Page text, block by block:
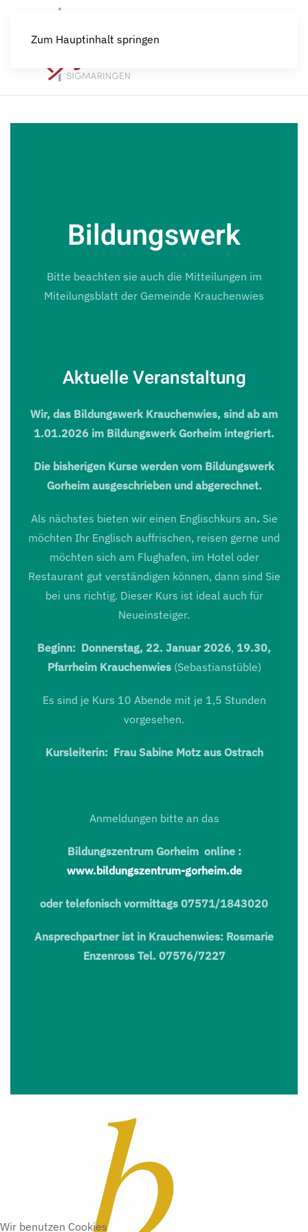
Zum Hauptinhalt springen
Bildungswerk
Bitte beachten sie auch die Mitteilungen im
Miteilungsblatt der Gemeinde Krauchenwies
Aktuelle Veranstaltung
Wir, das Bildungswerk Krauchenwies, sind ab am
1.01.2026 im Bildungswerk Gorheim integriert.
Die bisherigen Kurse werden vom Bildungswerk
Gorheim ausgeschrieben und abgerechnet.
Als nächstes bieten wir einen Englischkurs an. Sie
möchten Ihr Englisch auffrischen, reisen gerne und
möchten sich am Flughafen, im Hotel oder
Restaurant gut verständigen können, dann sind Sie
bei uns richtig. Dieser Kurs ist ideal auch für
Neueinsteiger.
Beginn: Donnerstag, 22. Januar 2026, 19.30,
Pfarrheim Krauchenwies(Sebastianstüble)
Es sind je Kurs 10 Abende mit je 1,5 Stunden
vorgesehen.
Kursleiterin: Frau Sabine Motz aus Ostrach
Anmeldungen bitte an das
Bildungszentrum Gorheim online :
www.bildungszentrum-gorheim.de
oder telefonisch vormittags 07571/1843020
Ansprechpartner ist in Krauchenwies: Rosmarie
Enzenross Tel. 07576/7227
Wir benutzen Cookies